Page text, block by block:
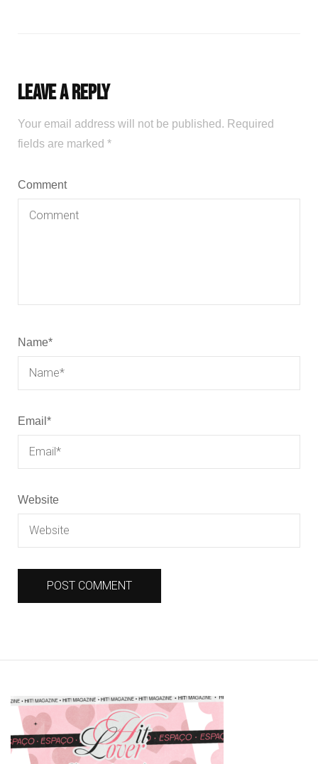
Leave a Reply
Your email address will not be published. Required
fields are marked *
Comment
Name*
Email *
Website